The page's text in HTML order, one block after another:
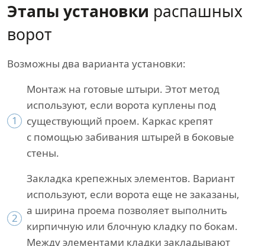
Этапы установки распашных
ворот
Возможны два варианта установки:
1
Монтаж на готовые штыри. Этот метод
используют, если ворота куплены под
существующий проем. Каркас крепят
с помощью забивания штырей в боковые
стены.
2
Закладка крепежных элементов. Вариант
используют, если ворота еще не заказаны,
а ширина проема позволяет выполнить
кирпичную или блочную кладку по бокам.
Между элементами кладки закладывают